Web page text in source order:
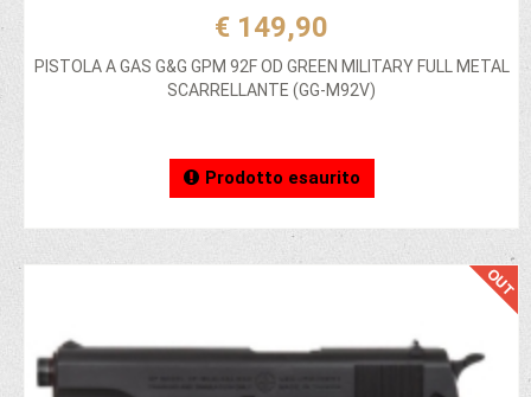
€ 149,90
PISTOLA A GAS G&G GPM 92F OD GREEN MILITARY FULL METAL
SCARRELLANTE (GG-M92V)
Prodotto esaurito